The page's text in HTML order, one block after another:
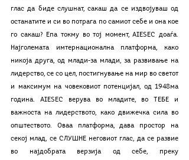
глас да биде слушнат, сакаш да се издвојуваш од
останатите и си во потрага по самиот себе и она кое
го сакаш? Епа токму во тој момент, AIESEC доаѓа.
Најголемата имтернационална платформа, како
никоја друга, од млади-за млади, за развивање на
лидерство, се со цел, постигнување на мир во светот
и максимум на човековиот потенцијал, од 1948ма
година. AIESEC верува во младите, во ТЕБЕ и
важноста на лидерството, како движечка сила во
општеството. Оваа платформа, дава простор на
секој млад, се СЛУШНЕ неговиот глас, да се развие
во најдобрата верзија од себе, преку